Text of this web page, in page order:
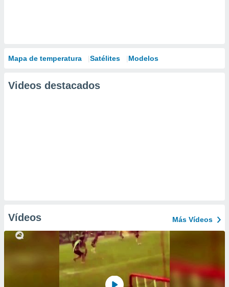
Mapa de temperatura Satélites Modelos
Videos destacados
Vídeos Más Vídeos